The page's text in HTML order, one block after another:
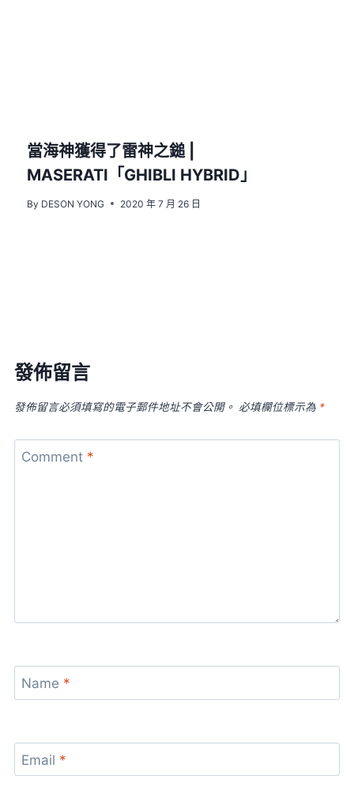
當海神獲得了雷神之鎚 |
MASERATI「GHIBLI HYBRID」
By DESON YONG 2020 年 7 月 26 日
發佈留言
發佈留言必須填寫的電子郵件地址不會公開。 必填欄位標示為 *
Comment *
Name *
Email *